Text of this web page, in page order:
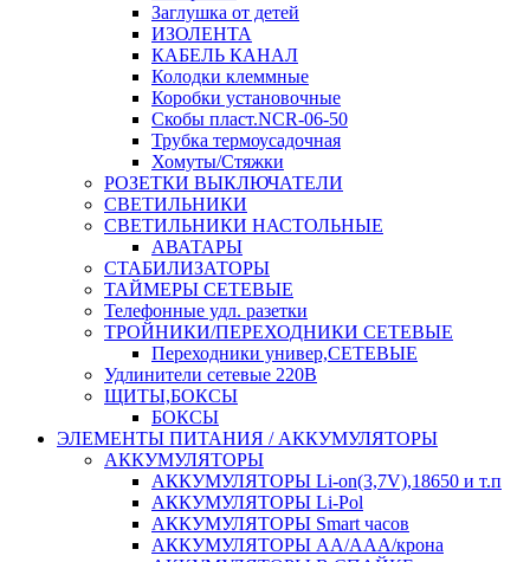
Заглушка от детей
ИЗОЛЕНТА
КАБЕЛЬ КАНАЛ
Колодки клеммные
Коробки установочные
Скобы пласт.NCR-06-50
Трубка термоусадочная
Хомуты/Стяжки
РОЗЕТКИ ВЫКЛЮЧАТЕЛИ
СВЕТИЛЬНИКИ
СВЕТИЛЬНИКИ НАСТОЛЬНЫЕ
АВАТАРЫ
СТАБИЛИЗАТОРЫ
ТАЙМЕРЫ СЕТЕВЫЕ
Телефонные удл. разетки
ТРОЙНИКИ/ПЕРЕХОДНИКИ СЕТЕВЫЕ
Переходники универ,СЕТЕВЫЕ
Удлинители сетевые 220В
ЩИТЫ,БОКСЫ
БОКСЫ
ЭЛЕМЕНТЫ ПИТАНИЯ / АККУМУЛЯТОРЫ
АККУМУЛЯТОРЫ
АККУМУЛЯТОРЫ Li-on(3,7V),18650 и т.п
АККУМУЛЯТОРЫ Li-Pol
АККУМУЛЯТОРЫ Smart часов
АККУМУЛЯТОРЫ АА/ААА/крона